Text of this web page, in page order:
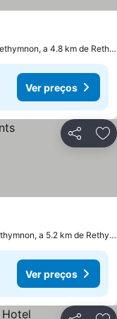
Platanes - Platanias Rethymnon, a 4.8 km de Rethymnon
Ver preços
Partilhar
Platanes - Platanias Rethymnon, a 5.2 km de Rethymnon
Ver preços